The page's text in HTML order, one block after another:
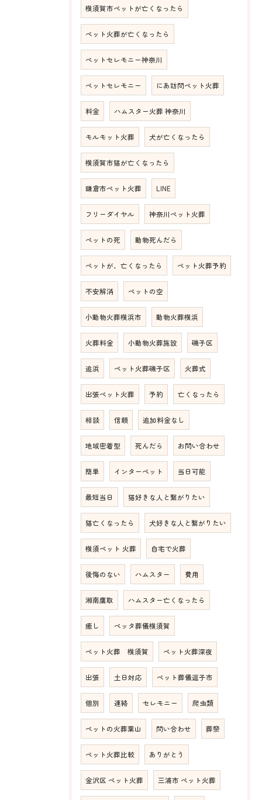
横須賀市ペットが亡くなったら
ペット火葬が亡くなったら
ペットセレモニー神奈川
ペットセレモニー にあ訪問ペット火葬
料金 ハムスター火葬 神奈川
モルモット火葬 犬が亡くなったら
横須賀市猫が亡くなったら
鎌倉市ペット火葬 LINE
フリーダイヤル 神奈川ペット火葬
ペットの死 動物死んだら
ペットが、亡くなったら ペット火葬予約
不安解消 ペットの空
小動物火葬横浜市 動物火葬横浜
火葬料金 小動物火葬施設 磯子区
追浜 ペット火葬磯子区 火葬式
出張ペット火葬 予約 亡くなったら
相談 信頼 追加料金なし
地域密着型 死んだら お問い合わせ
簡単 インターペット 当日可能
最短当日 猫好きな人と繋がりたい
猫亡くなったら 犬好きな人と繋がりたい
横須ペット 火葬 自宅で火葬
後悔のない ハムスター 費用
湘南鷹取 ハムスター亡くなったら
癒し ペッタ葬儀横須賀
ペット火葬 横須賀 ペット火葬深夜
出張 土日対応 ペット葬儀逗子市
個別 連絡 セレモニー 爬虫類
ペットの火葬葉山 問い合わせ 葬祭
ペット火葬比較 ありがとう
金沢区 ペット火葬 三浦市 ペット火葬